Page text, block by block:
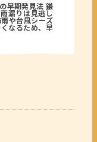
早期発見法 鎌
漏りは見逃し
や台風シーズ
なるため、早